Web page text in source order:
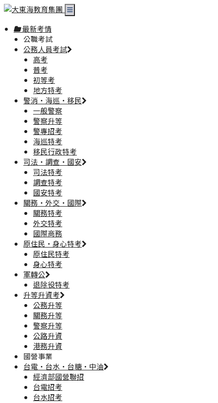
最新考情
公職考試
公務人員考試
高考
普考
初等考
地方特考
警消·海巡·移民
一般警察
警察升等
警專招考
海巡特考
移民行政特考
司法·調查·國安
司法特考
調查特考
國安特考
關務·外交·國際
關務特考
外交特考
國際商務
原住民·身心特考
原住民特考
身心特考
軍轉公
退除役特考
升等升資考
公務升等
關務升等
警察升等
公路升資
港務升資
國營事業
台電·台水·台糖·中油
經濟部國營聯招
台電招考
台水招考